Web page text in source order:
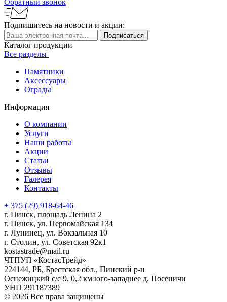
Обратный звонок
Подпишитесь на новости и акции:
Каталог продукции
Все разделы
Памятники
Аксессуары
Ограды
Информация
О компании
Услуги
Наши работы
Акции
Статьи
Отзывы
Галерея
Контакты
+ 375 (29) 918-64-46
г. Пинск, площадь Ленина 2
г. Пинск, ул. Первомайская 134
г. Лунинец, ул. Вокзальная 10
г. Столин, ул. Советская 92к1
kostastrade@mail.ru
ЧТПУП «КостасТрейд»
224144, РБ, Брестская обл., Пинский р-н
Оснежицкий с/с 9, 0,2 км юго-западнее д. Посеничи
УНП 291187389
© 2026 Все права защищены